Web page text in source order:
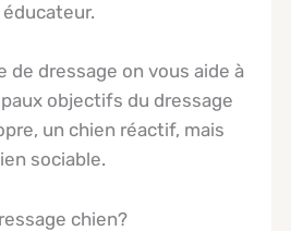
de dressage on vous aide à
objectifs du dressage
un chien réactif, mais
sociable.
chien?